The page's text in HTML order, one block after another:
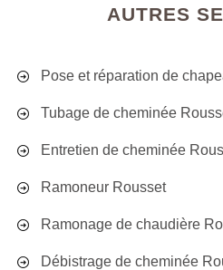
AUTRES
Pose et réparation de
Tubage de cheminée
Entretien de cheminée
Ramoneur Rousset
Ramonage de chaudière
Débistrage de cheminée